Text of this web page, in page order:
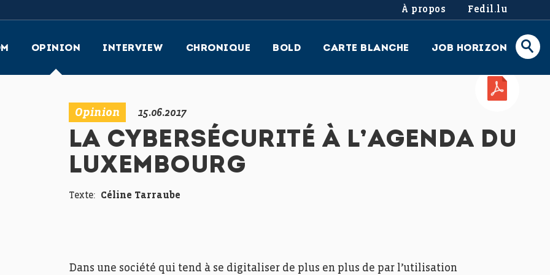
À propos Fedil.lu
OPINION INTERVIEW CHRONIQUE BOLD CARTE BLANCHE JOB HORIZON
PDF
Opinion 15.06.2017
LA CYBERSÉCURITÉ À L’AGENDA DU
LUXEMBOURG
Texte: Céline Tarraube
Dans une société qui tend à se digitaliser de plus en plus de par l’utilisation